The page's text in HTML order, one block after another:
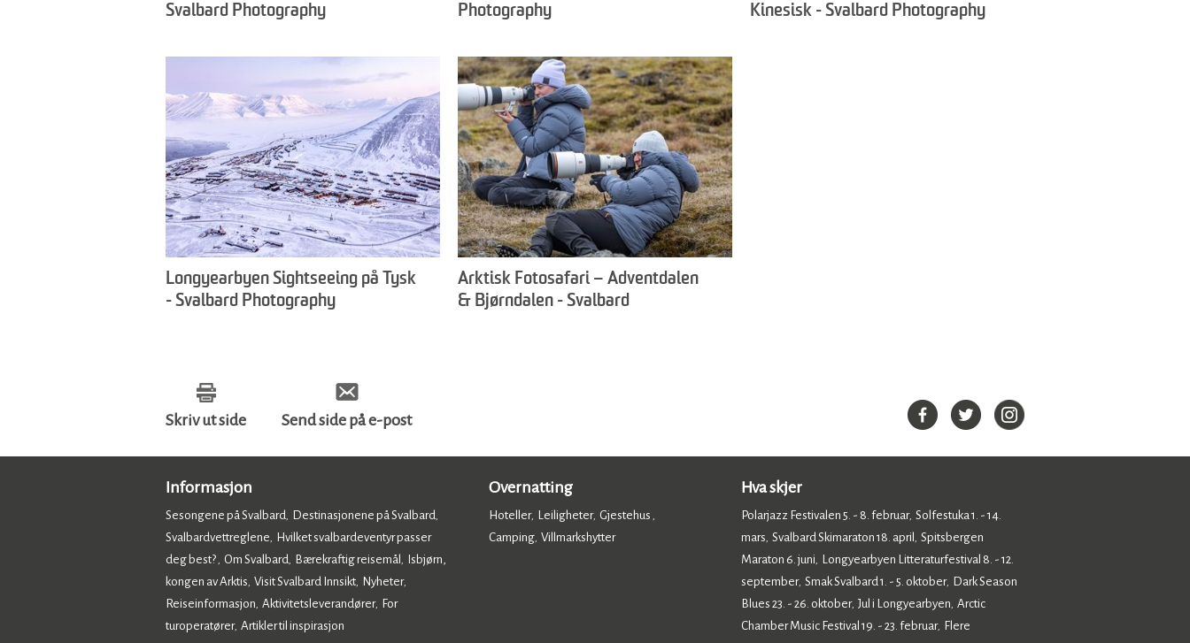
Svalbard Photography
Photography
Kinesisk - Svalbard Photography
Longyearbyen Sightseeing på Tysk
- Svalbard Photography
Arktisk Fotosafari – Adventdalen
& Bjørndalen - Svalbard
Skriv ut side Send side på e-post
Informasjon
Sesongene på Svalbard Destinasjonene på Svalbard
Svalbardvettreglene Hvilket svalbardeventyr passer
deg best?
Om Svalbard Bærekraftig reisemål Isbjørn,
kongen av Arktis Visit Svalbard Innsikt Nyheter,
Reiseinformasjon Aktivitetsleverandører, For
turoperatører, Artikler til inspirasjon
Overnatting
Hoteller, Leiligheter, Gjestehus
Camping, Villmarkshytter,
Hva skjer
Polarjazz Festivalen 5. - 8. februar, Solfestuka 1. - 14.
mars Svalbard Skimaraton 18. april Spitsbergen
Maraton 6. juni Longyearbyen Litteraturfestival 8. - 12.
september, Smak Svalbard 1. - 5. oktober, Dark Season
Blues 23. - 26. oktober, Jul i Longyearbyen Arctic
Chamber Music Festival 19. - 23. februar, Flere